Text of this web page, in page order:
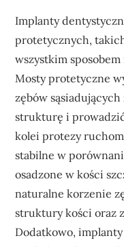
Implanty
protetycznych,
wszystkim
Mosty protetyczne
zębów
strukturę i
kolei protezy
stabilne w
osadzone w kości
naturalne korzenie
struktury kości oraz
Dodatkowo,